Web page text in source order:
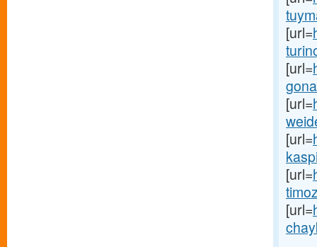
[url=
[url=
[url=
[url=
[url=
[url=